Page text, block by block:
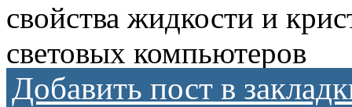
свойства жидкости и
световых компьютеров
Добавить пост в